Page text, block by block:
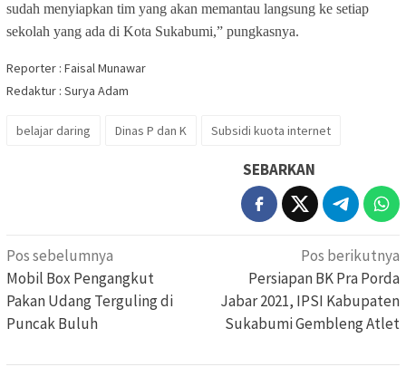
sudah menyiapkan tim yang akan memantau langsung ke setiap
sekolah yang ada di Kota Sukabumi,” pungkasnya.
Reporter : Faisal Munawar
Redaktur : Surya Adam
belajar daring Dinas P dan K Subsidi kuota internet
SEBARKAN
Navigasi
pos
Pos sebelumnya
Mobil Box Pengangkut
Pakan Udang Terguling di
Puncak Buluh
Pos berikutnya
Persiapan BK Pra Porda
Jabar 2021, IPSI Kabupaten
Sukabumi Gembleng Atlet